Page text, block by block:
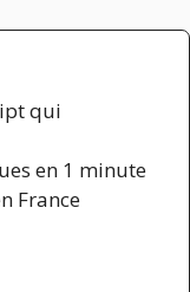
qui
en 1 minute
France